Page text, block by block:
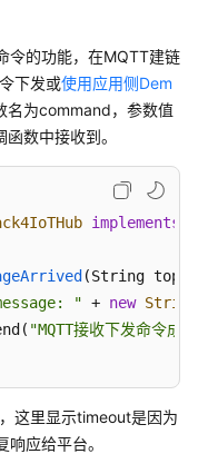
令的功能，在MQTT建链
下发或使用应用侧Dem
名为command，参数值
数中接收到。
implements
(String topic,
" + new String
"MQTT接收下发命令成
这里显示timeout是因为
应给平台。